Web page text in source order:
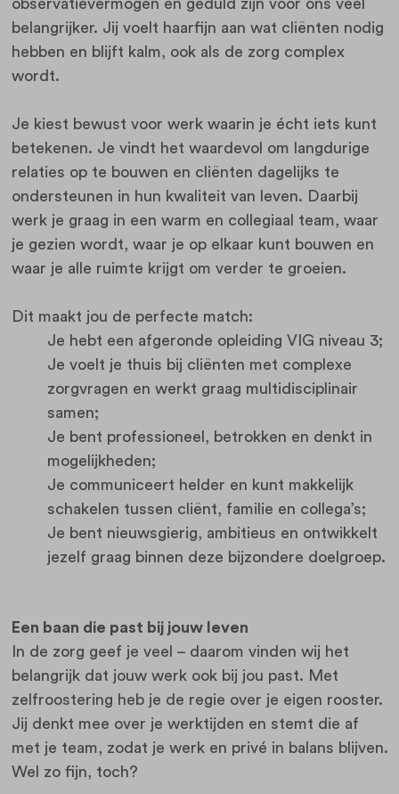
observatievermogen en geduld zijn voor ons veel
belangrijker. Jij voelt haarfijn aan wat cliënten nodig
hebben en blijft kalm, ook als de zorg complex
wordt.
Je kiest bewust voor werk waarin je écht iets kunt
betekenen. Je vindt het waardevol om langdurige
relaties op te bouwen en cliënten dagelijks te
ondersteunen in hun kwaliteit van leven. Daarbij
werk je graag in een warm en collegiaal team, waar
je gezien wordt, waar je op elkaar kunt bouwen en
waar je alle ruimte krijgt om verder te groeien.
Dit maakt jou de perfecte match:
Je hebt een afgeronde opleiding VIG niveau 3;
Je voelt je thuis bij cliënten met complexe
zorgvragen en werkt graag multidisciplinair
samen;
Je bent professioneel, betrokken en denkt in
mogelijkheden;
Je communiceert helder en kunt makkelijk
schakelen tussen cliënt, familie en collega’s;
Je bent nieuwsgierig, ambitieus en ontwikkelt
jezelf graag binnen deze bijzondere doelgroep.
Een baan die past bij jouw leven
In de zorg geef je veel – daarom vinden wij het
belangrijk dat jouw werk ook bij jou past. Met
zelfroostering heb je de regie over je eigen rooster.
Jij denkt mee over je werktijden en stemt die af
met je team, zodat je werk en privé in balans blijven.
Wel zo fijn, toch?